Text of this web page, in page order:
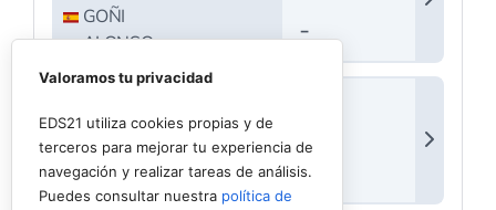
Valoramos tu privacidad
EDS21 utiliza cookies propias y de
terceros para mejorar tu experiencia de
navegación y realizar tareas de análisis.
Puedes consultar nuestra política de